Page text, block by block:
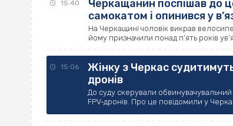
15:40
Черкащанин поспішав до
самокатом і опинився у
На Черкащині чоловік викрав
йому призначили понад п’ять років
15:06
Жінку з Черкас
дронів
До суду скерували
FPV‐дронів. Про це повідомили у